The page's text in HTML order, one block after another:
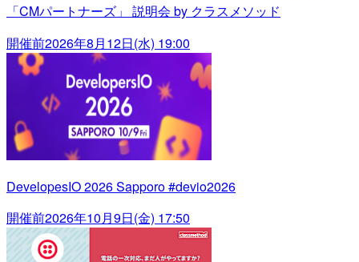
「CMパートナーズ」 説明会 by クラスメソッド
開催前2026年8月12日(水) 19:00
DevelopesIO 2026 Sapporo #devio2026
開催前2026年10月9日(金) 17:50